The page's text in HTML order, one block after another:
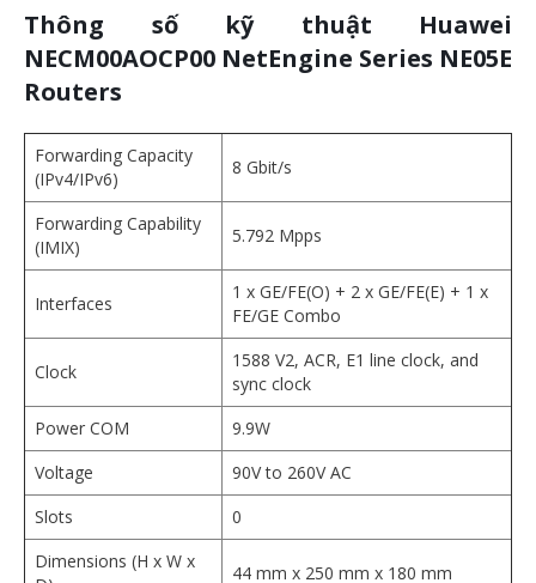
Thông số kỹ thuật Huawei
NECM00AOCP00 NetEngine Series NE05E
Routers
Forwarding Capacity
(IPv4/IPv6)
8 Gbit/s
Forwarding Capability
(IMIX)
5.792 Mpps
Interfaces
1 x GE/FE(O) + 2 x GE/FE(E) + 1 x
FE/GE Combo
Clock
1588 V2, ACR, E1 line clock, and
sync clock
Power COM
9.9W
Voltage
90V to 260V AC
Slots
0
Dimensions (H x W x
44 mm x 250 mm x 180 mm